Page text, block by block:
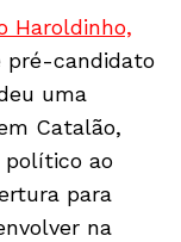
Haroldinho,
pré-candidato
uma
Catalão,
político ao
para
na